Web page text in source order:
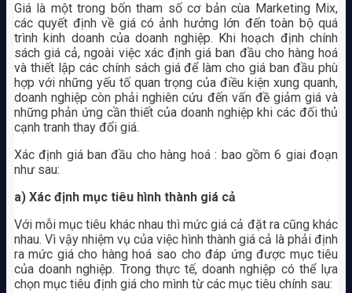
Giá là một trong bốn tham số cơ bản cùa Marketing Mix,
các quyết định về giá có ảnh hưởng lớn đến toàn bộ quá
trình kinh doanh của doanh nghiệp. Khi hoạch định chính
sách giá cả, ngoài việc xác định giá ban đầu cho hàng hoá
và thiết lập các chính sách giá để làm cho giá ban đầu phù
hợp với những yếu tố quan trọng của điều kiện xung quanh,
doanh nghiệp còn phải nghiên cứu đến vấn đề giảm giá và
những phản ứng cần thiết của doanh nghiệp khi các đối thủ
cạnh tranh thay đổi giá.
Xác định giá ban đầu cho hàng hoá : bao gồm 6 giai đoạn
như sau:
a) Xác định mục tiêu hình thành giá cả
Với mỗi mục tiêu khác nhau thì mức giá cả đặt ra cũng khác
nhau. Vì vậy nhiệm vụ của việc hình thành giá cả là phải định
ra mức giá cho hàng hoá sao cho đáp ứng được mục tiêu
của doanh nghiệp. Trong thực tế, doanh nghiệp có thể lựa
chọn mục tiêu định giá cho mình từ các mục tiêu chính sau: